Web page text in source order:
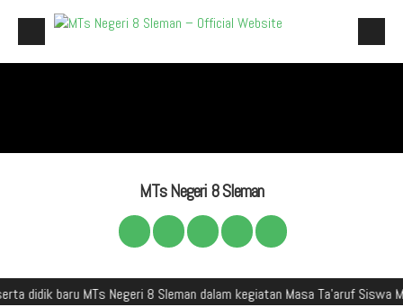
Akademik
Perpustakaan Madyadesta
MTs Negeri 8 Sleman
MTs Negeri 8 Sleman dalam kegiatan Masa Ta'aruf Siswa Madrasah